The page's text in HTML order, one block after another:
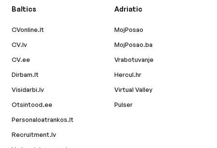
Baltics
CVonline.lt
CV.lv
CV.ee
Dirbam.lt
Visidarbi.lv
Otsintood.ee
Personaloatrankos.lt
Recruitment.lv
Adriatic
MojPosao
MojPosao.ba
Vrabotuvanje
Hercul.hr
Virtual Valley
Pulser